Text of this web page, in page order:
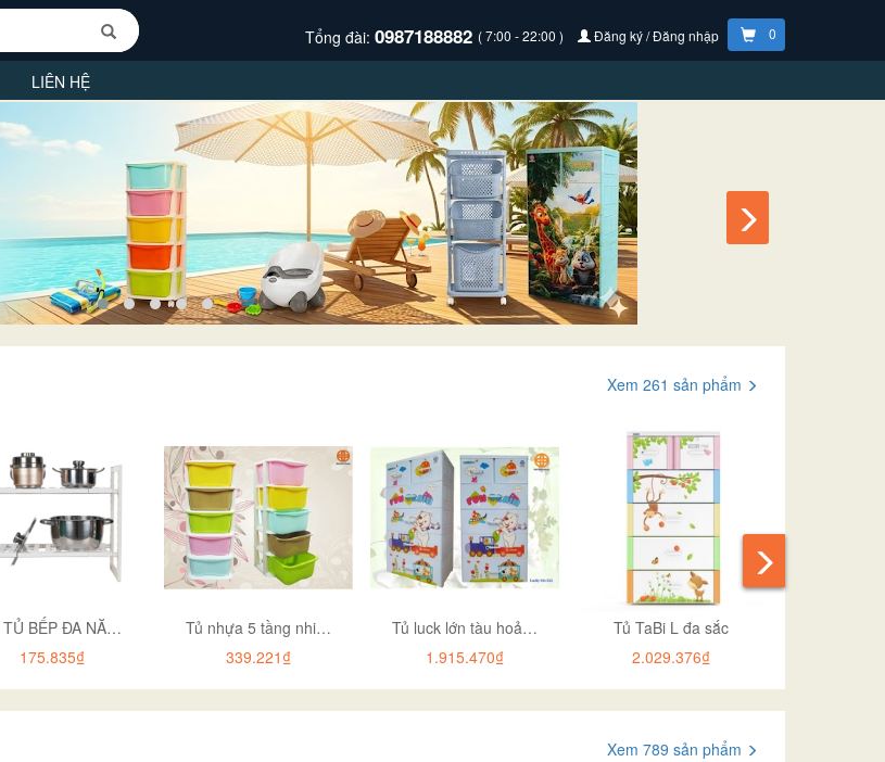
Tổng đài: 0987188882 ( 7:00 - 22:00 ) Đăng ký / Đăng nhập 0
LIÊN HỆ
Xem 261 sản phẩm
KỆ TỦ BẾP ĐA NĂNG 2T HOKORI 5586-2
175.835₫
Tủ nhựa 5 tầng nhiều màu có bánh xe (Hàng...
339.221₫
Tủ luck lớn tàu hoả hót 2020
1.915.470₫
Tủ TaBi L đa sắc
2.029.376₫
Xem 789 sản phẩm